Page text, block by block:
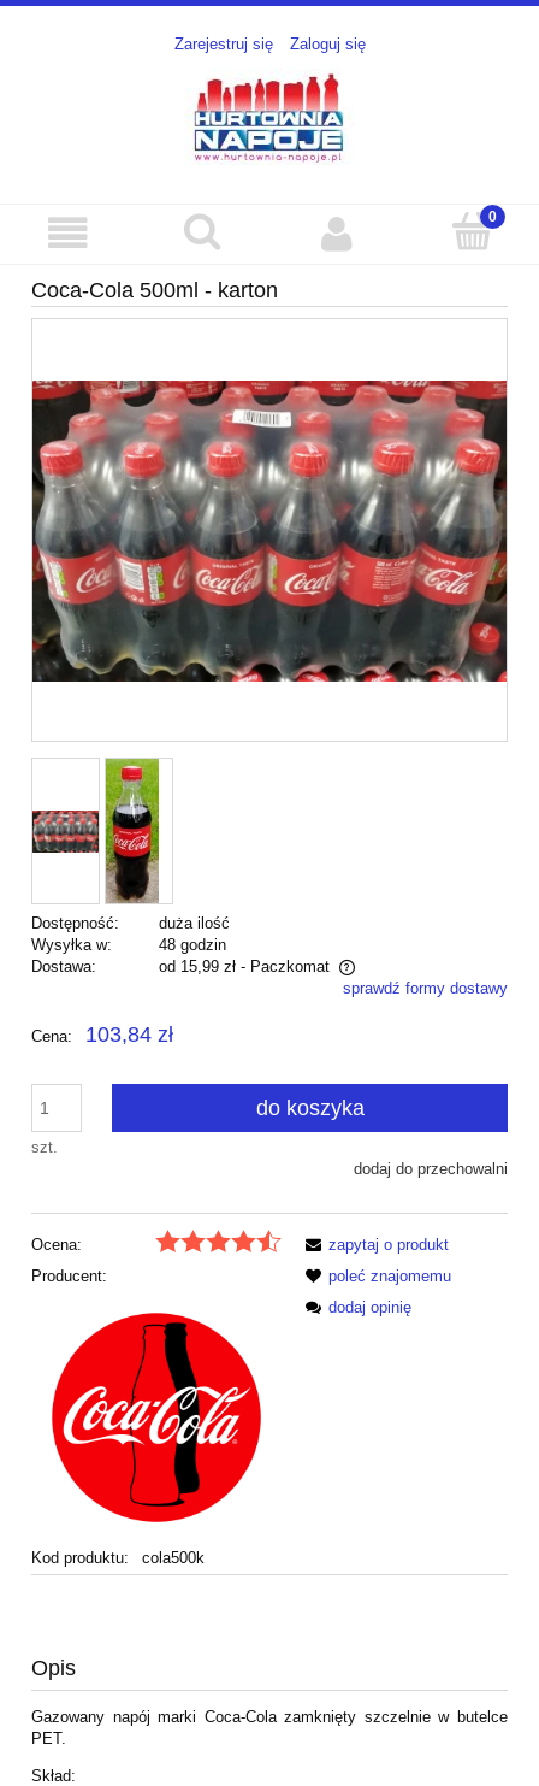
Zarejestruj się Zaloguj się
Coca-Cola 500ml - karton
Dostępność:
duża ilość
Wysyłka w:
48 godzin
Dostawa:
od 15,99 zł - Paczkomat
Cena nie zawiera ewentualnych kosztów płatnościsprawdź formy dostawy
Cena: 103,84 zł
szt.
do koszyka
dodaj do przechowalni
Ocena:
Producent:
Kod produktu: cola500k
zapytaj o produkt
poleć znajomemu
dodaj opinię
Opis
Gazowany napój marki Coca-Cola zamknięty szczelnie w butelce
PET.
Skład: